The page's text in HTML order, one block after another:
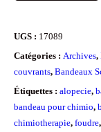
UGS : 17089
Catégories : Archives,
couvrants, Bandeaux
Étiquettes : alopecie,
bandeau pour chimio,
chimiotherapie, foudre,